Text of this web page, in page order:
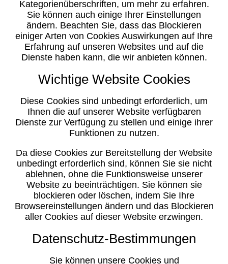
Kategorienüberschriften, um mehr zu erfahren.
Sie können auch einige Ihrer Einstellungen
ändern. Beachten Sie, dass das Blockieren
einiger Arten von Cookies Auswirkungen auf Ihre
Erfahrung auf unseren Websites und auf die
Dienste haben kann, die wir anbieten können.
Wichtige Website Cookies
Diese Cookies sind unbedingt erforderlich, um
Ihnen die auf unserer Website verfügbaren
Dienste zur Verfügung zu stellen und einige ihrer
Funktionen zu nutzen.
Da diese Cookies zur Bereitstellung der Website
unbedingt erforderlich sind, können Sie sie nicht
ablehnen, ohne die Funktionsweise unserer
Website zu beeinträchtigen. Sie können sie
blockieren oder löschen, indem Sie Ihre
Browsereinstellungen ändern und das Blockieren
aller Cookies auf dieser Website erzwingen.
Datenschutz-Bestimmungen
Sie können unsere Cookies und